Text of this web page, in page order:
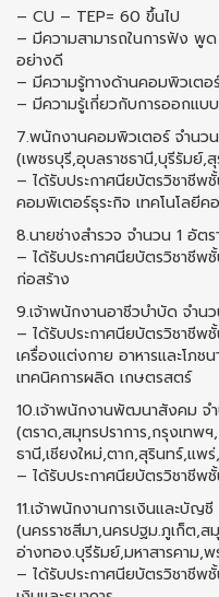
– CU – TEP= 60 ขึ้นไป
– มีความสามารถในการฟัง พู
อย่างดี
– มีความรู้ทางด้านคอมพิวเตอ
– มีความรู้เกี่ยวกับการออกแบ
7.พนักงานคอมพิวเตอร์ จำนว
(เพชรบุรี,อุบลราชธานี,บุรีรัมย์,
– ได้รับประกาศนียบัตรวิชาชีพ
คอมพิเตอร์ธุระกิจ เทคโนโลยี
8.นายช่างสำรวจ จำนวน 1 อัต
– ได้รับประกาศนียบัตรวิชาชีพ
ก่อสร้าง
9.เจ้าพนักงานอาชีวบำบัด จำน
– ได้รับประกาศนียบัตรวิชาชีพ
เครื่องแต่งกาย อาหารและโภ
เทคนิคการผลิด เกษตรสตร์
10.เจ้าพนักงานพัฒนาสังคม จ
(ตราด,สมุทรปราการ,กรุงเท
ธานี,เชียงใหม่,ตาก,สุรินทร์,แพ
– ได้รับประกาศนียบัตรวิชาชีพ
11.เจ้าพนักงานการเงินและบัญ
(นครราชสีมา,นครปฐม.ภูเก็ต,ส
อ่างทอง.บุรีรัมย์,มหาสารคาม,
– ได้รับประกาศนียบัตรวิชาชีพ